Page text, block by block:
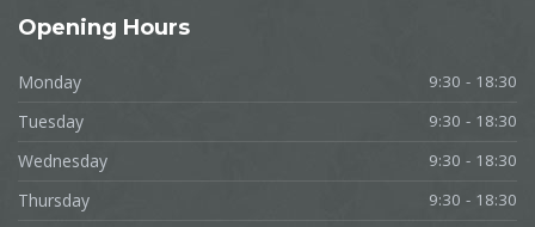
Opening Hours
Monday 9:30 - 18:30
Tuesday 9:30 - 18:30
Wednesday 9:30 - 18:30
Thursday 9:30 - 18:30